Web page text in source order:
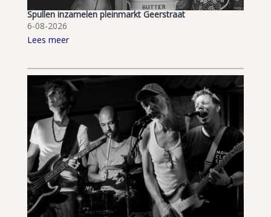
Spullen inzamelen pleinmarkt Geerstraat
6-08-2026
Lees meer